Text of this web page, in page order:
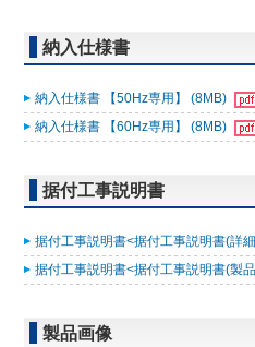
納入仕様書
納入仕様書 【50Hz専用】 (8MB)
納入仕様書 【60Hz専用】 (8MB)
据付工事説明書
据付工事説明書<据付工事説明書(詳
据付工事説明書<据付工事説明書(製
製品画像